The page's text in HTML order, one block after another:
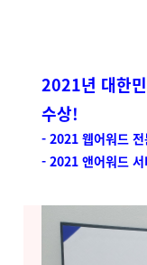
2021년 대한
수상!
- 2021 웹어워드
- 2021 앤어워드